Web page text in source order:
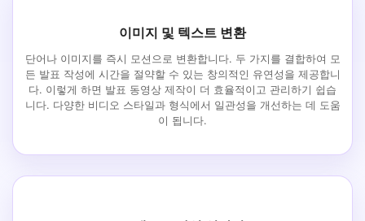
이미지 및 텍스트 변환
단어나 이미지를 즉시 모션으로 변환합니다. 두 가지를 결합하여 모
든 발표 작성에 시간을 절약할 수 있는 창의적인 유연성을 제공합니
다. 이렇게 하면 발표 동영상 제작이 더 효율적이고 관리하기 쉽습
니다. 다양한 비디오 스타일과 형식에서 일관성을 개선하는 데 도움
이 됩니다.